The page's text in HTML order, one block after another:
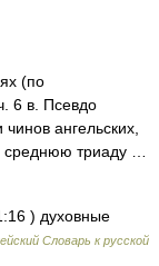
(по
6 в. Псевдо
ангельских,
триаду …
) духовные
Словарь к русской